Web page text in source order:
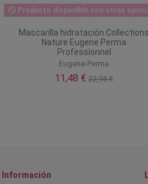
Producto disponible con otras
Mascarilla hidratación Collections
Nature Eugene Perma
Professionnel
Eugene-Perma
11,48 €22,95 €
Información